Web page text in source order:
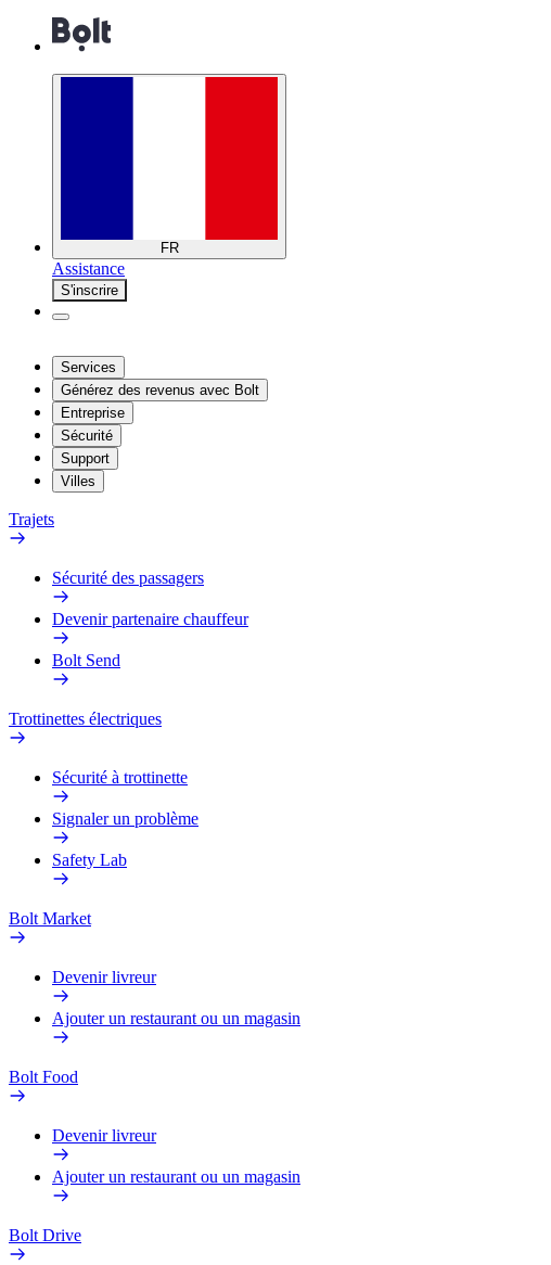
FR
Assistance
S'inscrire
Services
Générez des revenus avec Bolt
Entreprise
Sécurité
Support
Villes
Trajets
Sécurité des passagers
Devenir partenaire chauffeur
Bolt Send
Trottinettes électriques
Sécurité à trottinette
Signaler un problème
Safety Lab
Bolt Market
Devenir livreur
Ajouter un restaurant ou un magasin
Bolt Food
Devenir livreur
Ajouter un restaurant ou un magasin
Bolt Drive